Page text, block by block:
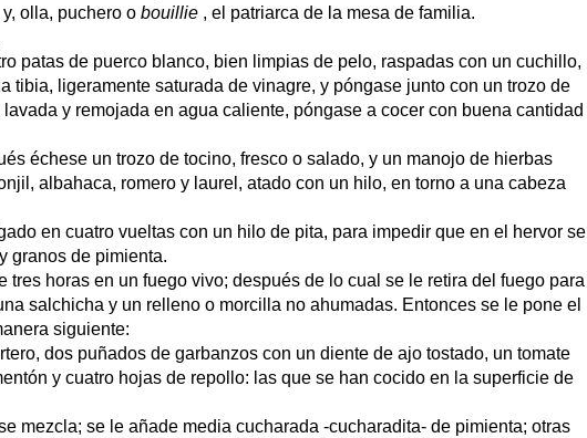
olla, puchero o bouillie , el patriarca de la mesa de familia.
patas de puerco blanco, bien limpias de pelo, raspadas con un cuchillo,
tibia, ligeramente saturada de vinagre, y póngase junto con un trozo de
y remojada en agua caliente, póngase a cocer con buena cantidad
échese un trozo de tocino, fresco o salado, y un manojo de hierbas
albahaca, romero y laurel, atado con un hilo, en torno a una cabeza
en cuatro vueltas con un hilo de pita, para impedir que en el hervor se
granos de pimienta.
tres horas en un fuego vivo; después de lo cual se le retira del fuego para
salchicha y un relleno o morcilla no ahumadas. Entonces se le pone el
siguiente:
dos puñados de garbanzos con un diente de ajo tostado, un tomate
y cuatro hojas de repollo: las que se han cocido en la superficie de
mezcla; se le añade media cucharada -cucharadita- de pimienta; otras